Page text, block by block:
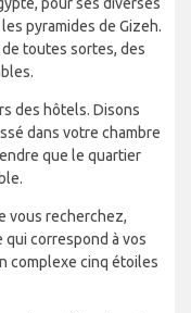
pyramides de Gizeh.
toutes sortes, des
des hôtels. Disons
dans votre chambre
que le quartier
vous recherchez,
correspond à vos
complexe cinq étoiles